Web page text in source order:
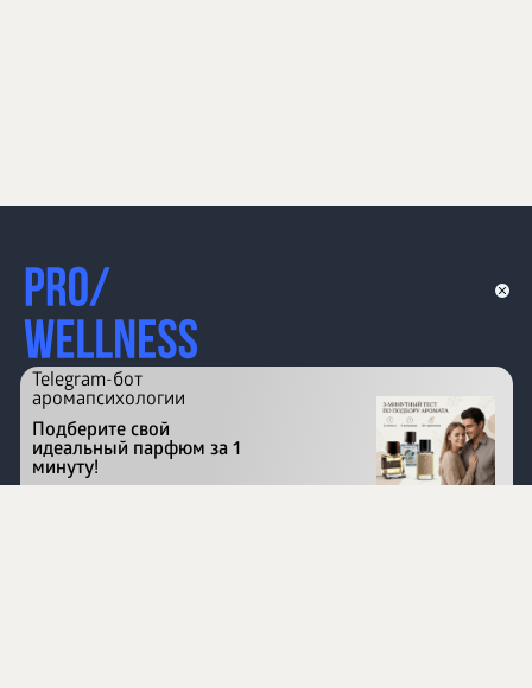
Перейти на сайт
Telegram-бот
аромапсихологии
Подберите свой
идеальный парфюм за 1
минуту!